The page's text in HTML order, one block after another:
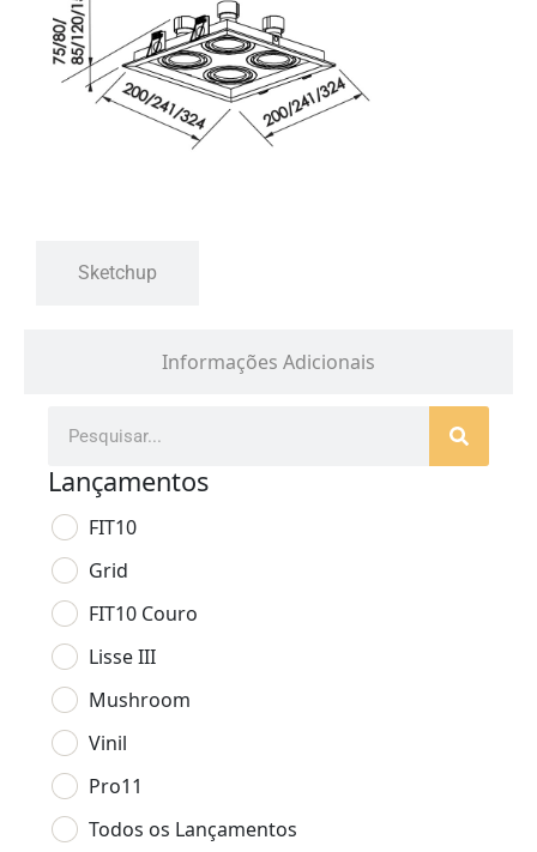
Informações Adicionais
Sketchup
Lançamentos
FIT10
Grid
FIT10 Couro
Lisse III
Mushroom
Vinil
Pro11
Todos os Lançamentos